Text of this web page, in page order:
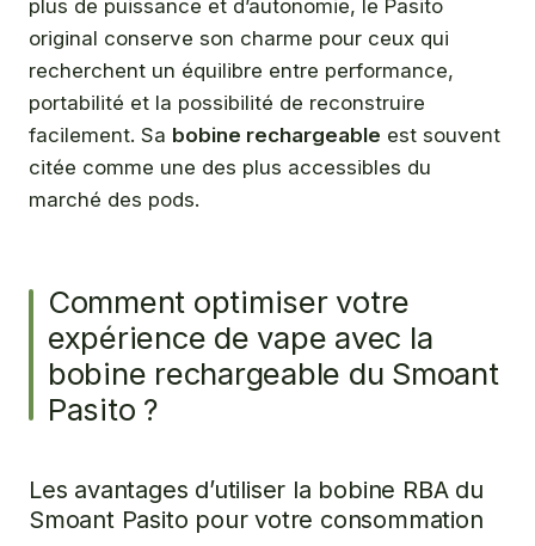
plus de puissance et d’autonomie, le Pasito
original conserve son charme pour ceux qui
recherchent un équilibre entre performance,
portabilité et la possibilité de reconstruire
facilement. Sa bobine rechargeable est souvent
citée comme une des plus accessibles du
marché des pods.
Comment optimiser votre
expérience de vape avec la
bobine rechargeable du Smoant
Pasito ?
Les avantages d’utiliser la bobine RBA du
Smoant Pasito pour votre consommation